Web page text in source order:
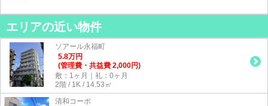
エリアの近い物件
ソアール永福町
5.8万円
(管理費・共益費 2,000円)
敷：1ヶ月｜礼：0ヶ月
2階 / 1K / 14.53㎡
清和コーポ